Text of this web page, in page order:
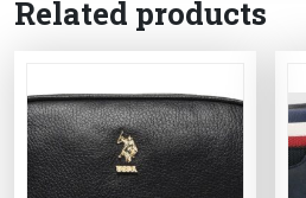
Related products